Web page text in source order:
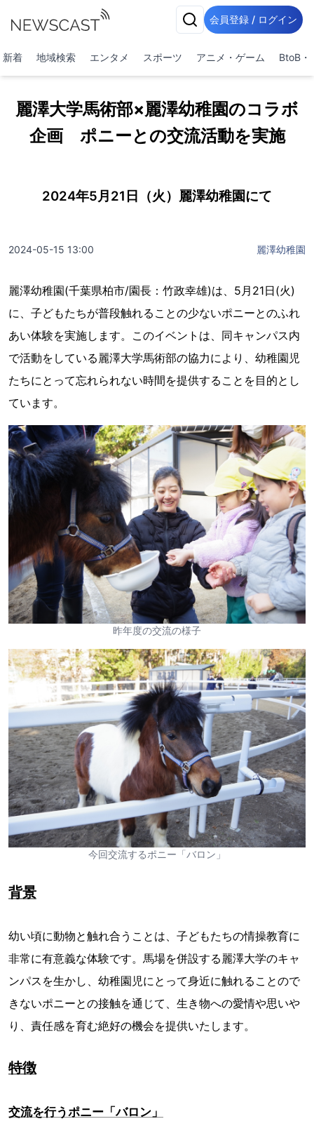
会員登録 / ログイン
新着 地域検索 エンタメ スポーツ アニメ・ゲーム BtoB・
麗澤大学馬術部×麗澤幼稚園のコラボ
企画 ポニーとの交流活動を実施
2024年5月21日（火）麗澤幼稚園にて
2024-05-15 13:00 麗澤幼稚園
麗澤幼稚園(千葉県柏市/園長：竹政幸雄)は、5月21日(火)
に、子どもたちが普段触れることの少ないポニーとのふれ
あい体験を実施します。このイベントは、同キャンパス内
で活動をしている麗澤大学馬術部の協力により、幼稚園児
たちにとって忘れられない時間を提供することを目的とし
ています。
昨年度の交流の様子
今回交流するポニー「バロン」
背景
幼い頃に動物と触れ合うことは、子どもたちの情操教育に
非常に有意義な体験です。馬場を併設する麗澤大学のキャ
ンパスを生かし、幼稚園児にとって身近に触れることので
きないポニーとの接触を通じて、生き物への愛情や思いや
り、責任感を育む絶好の機会を提供いたします。
特徴
交流を行うポニー「バロン」